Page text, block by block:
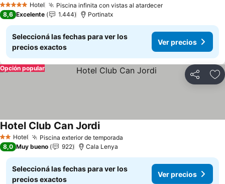
5 Estrellas Hotel Piscina infinita con vistas al atardecerVer precios
8,6 Excelente 1.444 Portinatx
Seleccioná las fechas para ver los
precios exactos
Ver precios
Compartir
Opción popular
2 Estrellas
Hotel Piscina exterior de temporada
Hotel Club Can JordiVer precios
8,0 Muy bueno 922 Cala Lenya
Seleccioná las fechas para ver los
precios exactos
Ver precios